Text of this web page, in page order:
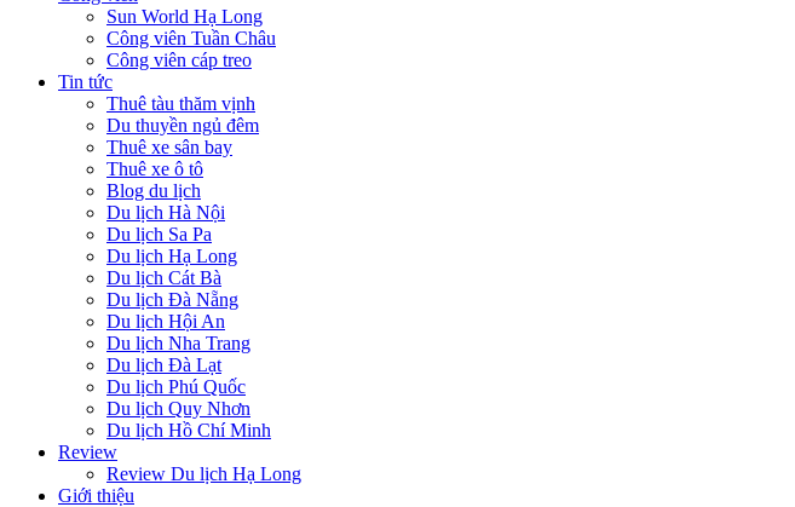
Sun World Hạ Long
Công viên Tuần Châu
Công viên cáp treo
Tin tức
Thuê tàu thăm vịnh
Du thuyền ngủ đêm
Thuê xe sân bay
Thuê xe ô tô
Blog du lịch
Du lịch Hà Nội
Du lịch Sa Pa
Du lịch Hạ Long
Du lịch Cát Bà
Du lịch Đà Nẵng
Du lịch Hội An
Du lịch Nha Trang
Du lịch Đà Lạt
Du lịch Phú Quốc
Du lịch Quy Nhơn
Du lịch Hồ Chí Minh
Review
Review Du lịch Hạ Long
Giới thiệu